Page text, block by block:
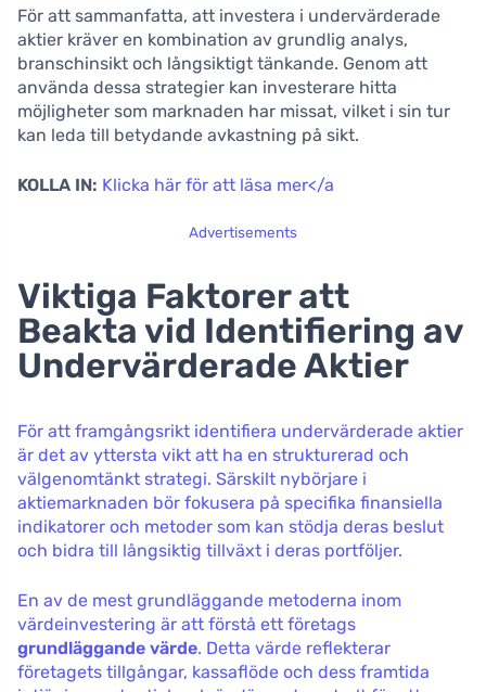
För att sammanfatta, att investera i undervärderade
aktier kräver en kombination av grundlig analys,
branschinsikt och långsiktigt tänkande. Genom att
använda dessa strategier kan investerare hitta
möjligheter som marknaden har missat, vilket i sin tur
kan leda till betydande avkastning på sikt.
KOLLA IN: Klicka här för att läsa mer</a
Advertisements
Viktiga Faktorer att
Beakta vid Identifiering av
Undervärderade Aktier
För att framgångsrikt identifiera undervärderade aktier
är det av yttersta vikt att ha en strukturerad och
välgenomtänkt strategi. Särskilt nybörjare i
aktiemarknaden bör fokusera på specifika finansiella
indikatorer och metoder som kan stödja deras beslut
och bidra till långsiktig tillväxt i deras portföljer.
En av de mest grundläggande metoderna inom
värdeinvestering är att förstå ett företags
grundläggande värde. Detta värde reflekterar
företagets tillgångar, kassaflöde och dess framtida